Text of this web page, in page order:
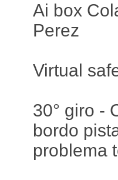
Ai box
Perez
Virtual
30° giro -
bordo
problema